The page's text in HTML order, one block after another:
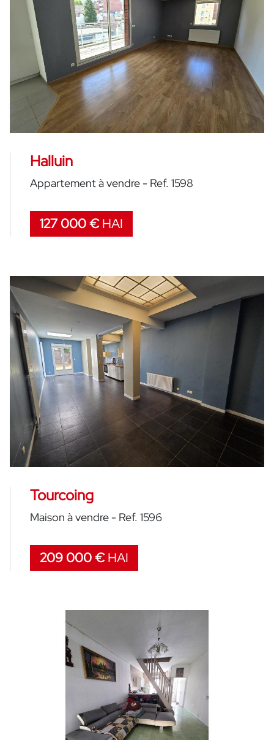
Halluin
Appartement à vendre - Ref. 1598
127 000 €HAI
Tourcoing
Maison à vendre - Ref. 1596
209 000 €HAI